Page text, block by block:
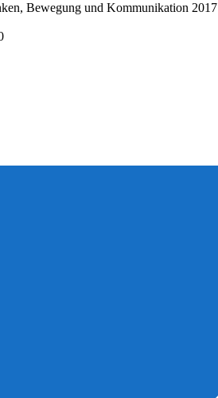
Bewegung und Kommunikation 2017